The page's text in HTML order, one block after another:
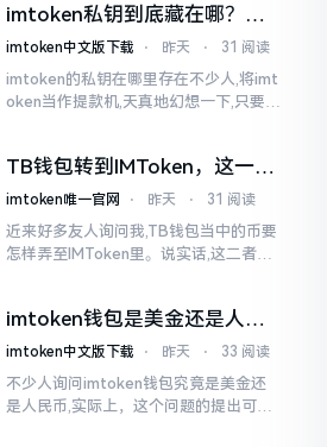
似乎相似
imtoken私钥到底藏在哪？别
慌，找对地方才安心
imtoken中文版下载 ⋅ 昨天 ⋅ 31 阅读
imtoken的私钥在哪里存在不少人,将imt
oken当作提款机,天真地幻想一下,只要把
TB钱包转到IMToken，这一步
别走错
imtoken唯一官网 ⋅ 昨天 ⋅ 31 阅读
近来好多友人询问我,TB钱包当中的币要
怎样弄至IMToken里。说实话,这二者皆
就迷糊了
imtoken钱包是美金还是人民
币？其实它是个“多面手”
imtoken中文版下载 ⋅ 昨天 ⋅ 33 阅读
不少人询问imtoken钱包究竟是美金还
是人民币,实际上，这个问题的提出可谓